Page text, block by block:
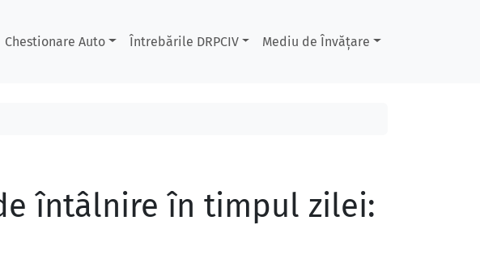
Chestionare Auto Întrebările DRPCIV Mediu de Învățare
întâlnire în timpul zilei: